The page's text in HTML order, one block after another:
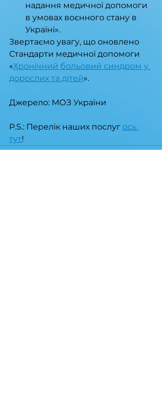
надання медичної допомоги
в умовах воєнного стану в
Україні».
Звертаємо увагу, що оновлено
Стандарти медичної допомоги
«Хронічний больовий синдром у
дорослих та дітей».
Джерело: МОЗ України
P.S.: Перелік наших послуг ось
тут!